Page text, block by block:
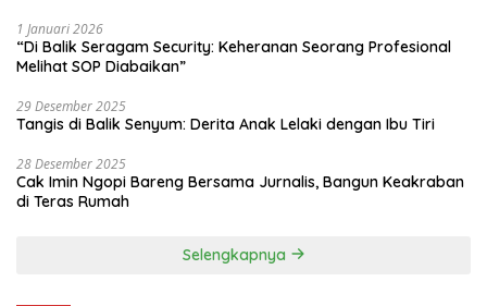
1 Januari 2026
“Di Balik Seragam Security: Keheranan Seorang Profesional
Melihat SOP Diabaikan”
29 Desember 2025
Tangis di Balik Senyum: Derita Anak Lelaki dengan Ibu Tiri
28 Desember 2025
Cak Imin Ngopi Bareng Bersama Jurnalis, Bangun Keakraban
di Teras Rumah
Selengkapnya